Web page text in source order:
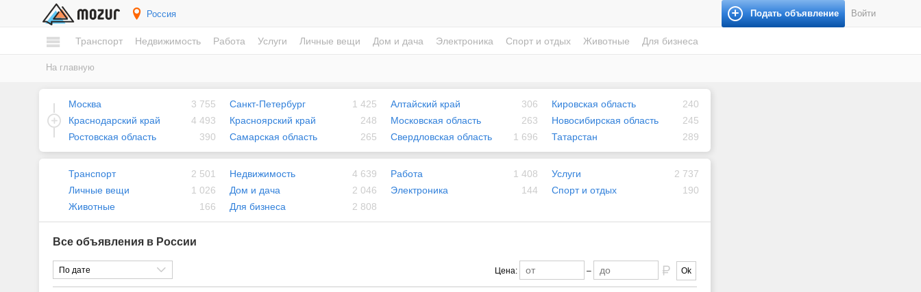
Россия Подать объявление Войти
Транспорт Недвижимость Работа Услуги Личные вещи Дом и дача Электроника Спорт и отдых Животные Для бизнеса
На главную
Москва 3 755 Санкт-Петербург 1 425 Алтайский край 306 Кировская область
240
Краснодарский край
4 493 Красноярский край 248 Московская область 263 Новосибирская область
245
Ростовская область
390 Самарская область 265 Свердловская область 1 696 Татарстан 289
Транспорт 2 501 Недвижимость 4 639 Работа 1 408 Услуги
2 737
Личные вещи
1 026 Дом и дача 2 046 Электроника 144 Спорт и отдых
190
Животные
166 Для бизнеса 2 808
Все объявления в России
По дате Цена: – Ok